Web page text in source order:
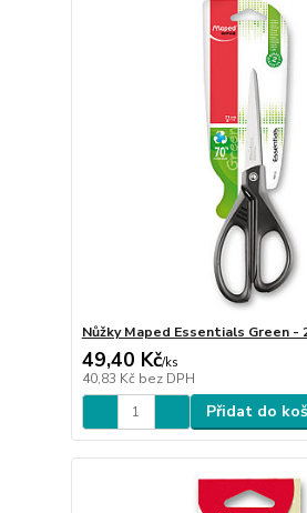
Nůžky Maped Essentials Green -
49,40 Kč/ks
40,83 Kč bez DPH
Přidat do